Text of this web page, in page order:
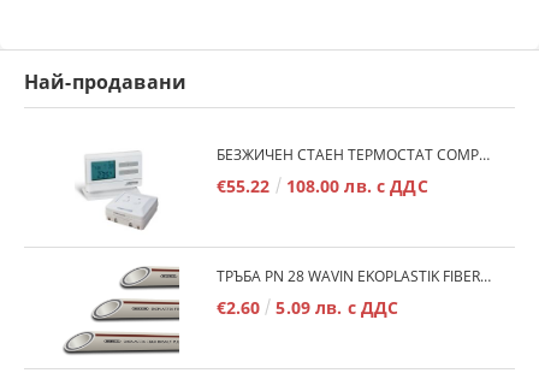
Най-продавани
БЕЗЖИЧЕН СТАЕН ТЕРМОСТАТ COMPUTHERM Q7RF
€55.22 108.00 лв. с ДДС
ТРЪБА PN 28 WAVIN EKOPLASTIK FIBER BASALT PLUS - 3М/БР.
€2.60 5.09 лв. с ДДС